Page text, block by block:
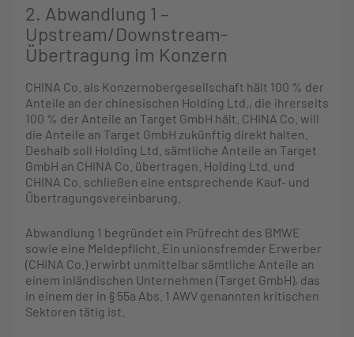
2. Abwandlung 1 –
Upstream/Downstream-
Übertragung im Konzern
CHINA Co. als Konzernobergesellschaft hält 100 % der
Anteile an der chinesischen Holding Ltd., die ihrerseits
100 % der Anteile an Target GmbH hält. CHINA Co. will
die Anteile an Target GmbH zukünftig direkt halten.
Deshalb soll Holding Ltd. sämtliche Anteile an Target
GmbH an CHINA Co. übertragen. Holding Ltd. und
CHINA Co. schließen eine entsprechende Kauf- und
Übertragungsvereinbarung.
Abwandlung 1 begründet ein Prüfrecht des BMWE
sowie eine Meldepflicht. Ein unionsfremder Erwerber
(CHINA Co.) erwirbt unmittelbar sämtliche Anteile an
einem inländischen Unternehmen (Target GmbH), das
in einem der in § 55a Abs. 1 AWV genannten kritischen
Sektoren tätig ist.